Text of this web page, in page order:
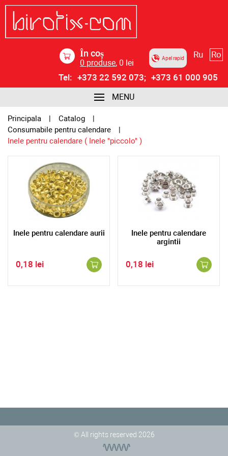
În coș
0 produse, 0 lei Apel rapid Ru Ro
Tel: +373 22 592 073; +373 61 000 905
MENU
Principala
Catalog
Consumabile pentru calendare
Inele pentru calendare ( Inele "piccolo" )
Inele pentru calendare aurii
0,18 lei
Inele pentru calendare
argintii
0,18 lei
© All rights reserved 2026